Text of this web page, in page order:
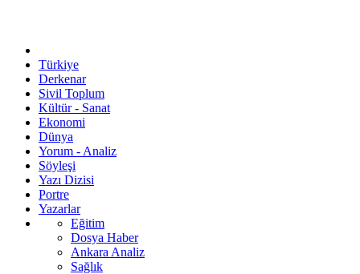
Türkiye
Derkenar
Sivil Toplum
Kültür - Sanat
Ekonomi
Dünya
Yorum - Analiz
Söyleşi
Yazı Dizisi
Portre
Yazarlar
Eğitim
Dosya Haber
Ankara Analiz
Sağlık